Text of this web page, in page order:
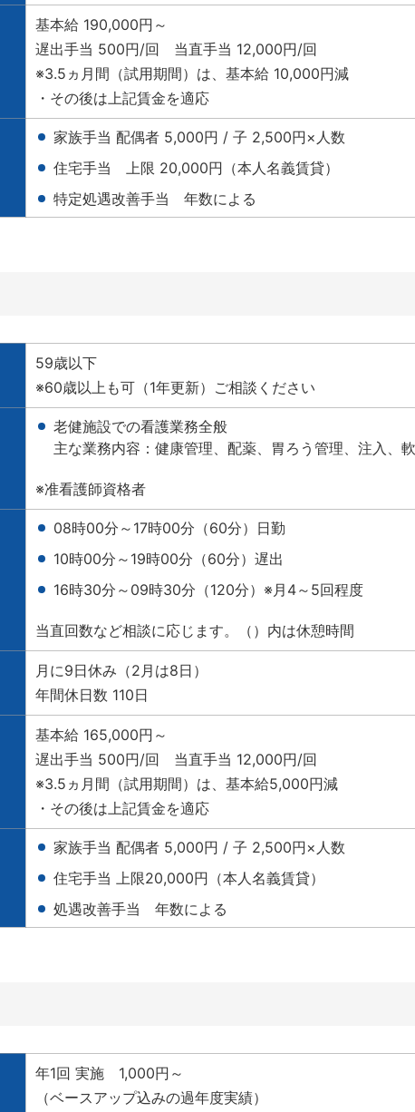
基本給 190,000円～
遅出手当 500円/回 当直手当 12,000円/回
※3.5ヵ月間（試用期間）は、基本給 10,000円減
・その後は上記賃金を適応
家族手当 配偶者 5,000円 / 子 2,500円×人数
住宅手当 上限 20,000円（本人名義賃貸）
特定処遇改善手当 年数による
59歳以下
※60歳以上も可（1年更新）ご相談ください
老健施設での看護業務全般
主な業務内容：健康管理、配薬、胃ろう管理、注入
※准看護師資格者
08時00分～17時00分（60分）日勤
10時00分～19時00分（60分）遅出
16時30分～09時30分（120分）※月4～5回程度
当直回数など相談に応じます。（）内は休憩時間
月に9日休み（2月は8日）
年間休日数 110日
基本給 165,000円～
遅出手当 500円/回 当直手当 12,000円/回
※3.5ヵ月間（試用期間）は、基本給5,000円減
・その後は上記賃金を適応
家族手当 配偶者 5,000円 / 子 2,500円×人数
住宅手当 上限20,000円（本人名義賃貸）
処遇改善手当 年数による
年1回 実施 1,000円～
（ベースアップ込みの過年度実績）